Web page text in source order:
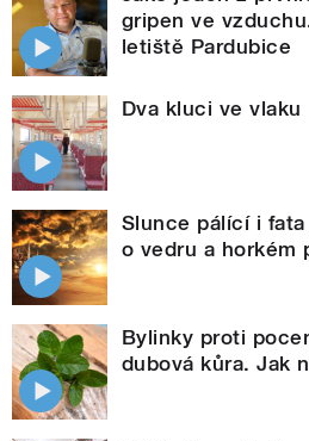
gripen ve
letiště Pardubice
Dva kluci ve vlaku
Slunce pálící i
o vedru a horkém
Bylinky proti
dubová kůra. Jak